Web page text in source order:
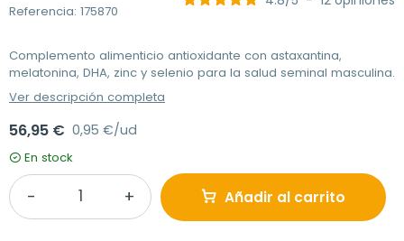
Referencia: 175870
Complemento alimenticio antioxidante con astaxantina,
melatonina, DHA, zinc y selenio para la salud seminal masculina.
Ver descripción completa
56,95 € 0,95 €/ud
En stock
Añadir al carrito